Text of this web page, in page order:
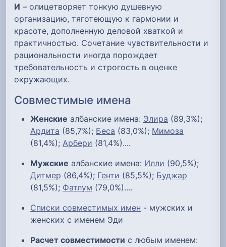
И – олицетворяет тонкую душевную
организацию, тяготеющую к гармонии и
красоте, дополненную деловой хваткой и
практичностью. Сочетание чувствительности и
рациональности иногда порождает
требовательность и строгость в оценке
окружающих.
Совместимые имена
Женские албанские имена: Элира (89,3%);
Ардита (85,7%); Беса (83,0%); Мимоза
(81,4%); Арбери (81,4%)....
Мужские албанские имена: Илли (90,5%);
Дитмер (86,4%); Генти (85,5%); Буджар
(81,5%); Фатлум (79,0%)....
Списки совместимых имен - мужских и
женских с именем Эди
Расчет совместимости с любым именем: